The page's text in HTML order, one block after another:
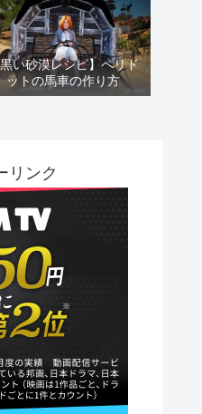
い砂漠レシピ】ペリド
ットの馬車の作り方
リンク